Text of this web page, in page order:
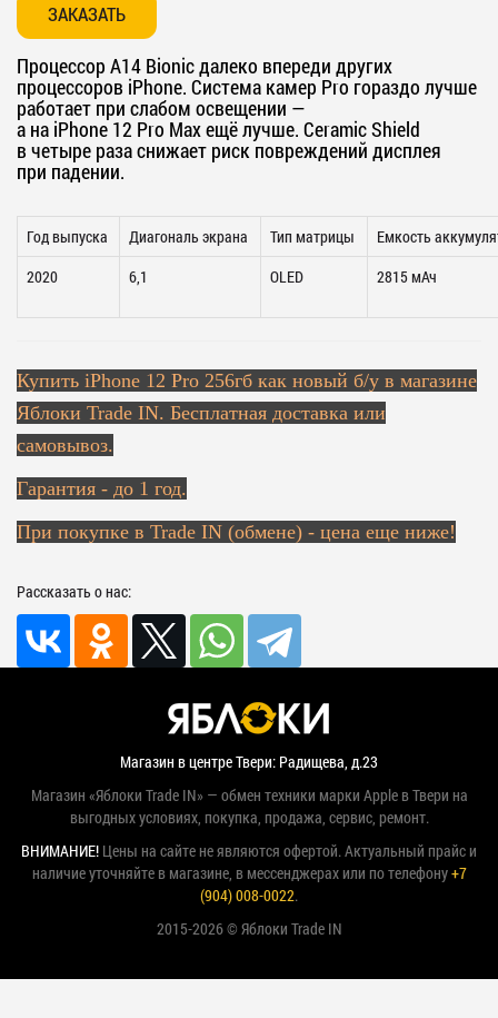
ЗАКАЗАТЬ
Процессор A14 Bionic далеко впереди других
процессоров iPhone. Система камер Pro гораздо лучше
работает при слабом освещении —
а на iPhone 12 Pro Max ещё лучше. Ceramic Shield
в четыре раза снижает риск повреждений дисплея
при падении.
Год выпуска Диагональ экрана Тип матрицы
Емкость
2020
6,1 OLED 2815 мАч
Купить iPhone 12 Pro 256гб как новый б/у в магазине
Яблоки Trade IN. Бесплатная доставка или
самовывоз.
Гарантия - до 1 год.
При покупке в Trade IN (обмене) - цена еще ниже!
Рассказать о нас:
Магазин в центре Твери: Радищева, д.23
Магазин «Яблоки Trade IN» — обмен техники марки Apple в Твери на
выгодных условиях, покупка, продажа, сервис, ремонт.
ВНИМАНИЕ! Цены на сайте не являются офертой. Актуальный прайс и
наличие уточняйте в магазине, в мессенджерах или по телефону+7
(904) 008-0022.
2015-2026 © Яблоки Trade IN